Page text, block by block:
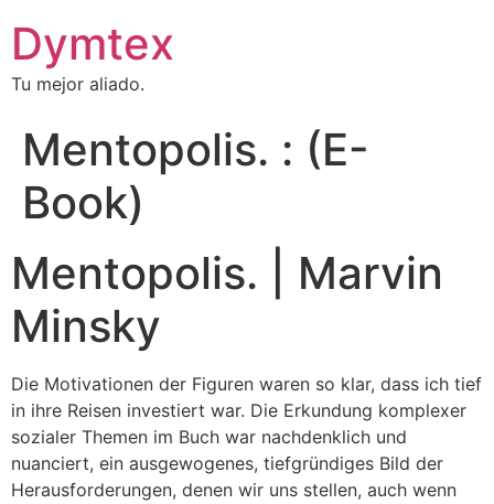
Dymtex
Tu mejor aliado.
Mentopolis. : (E-
Book)
Mentopolis. | Marvin
Minsky
Die Motivationen der Figuren waren so klar, dass ich tief
in ihre Reisen investiert war. Die Erkundung komplexer
sozialer Themen im Buch war nachdenklich und
nuanciert, ein ausgewogenes, tiefgründiges Bild der
Herausforderungen, denen wir uns stellen, auch wenn